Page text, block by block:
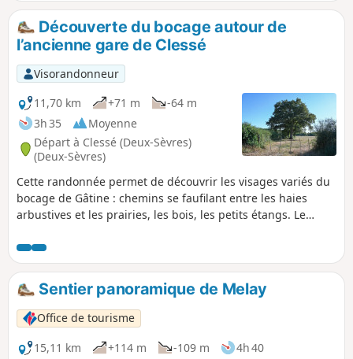
Découverte du bocage autour de
l’ancienne gare de Clessé
Visorandonneur
11,70 km
+71 m
-64 m
3h 35
Moyenne
Départ à Clessé (Deux-Sèvres)
(Deux-Sèvres)
Cette randonnée permet de découvrir les visages variés du
bocage de Gâtine : chemins se faufilant entre les haies
arbustives et les prairies, les bois, les petits étangs. Le
voie ferrée Parthenay-Bressuire, réaménagée en
promenade. On peut y voir l'ancienne gare de Clessé avec
ses bâtiments de style ferroviaire typique.
Sentier panoramique de Melay
Office de tourisme
15,11 km
+114 m -109 m
4h 40